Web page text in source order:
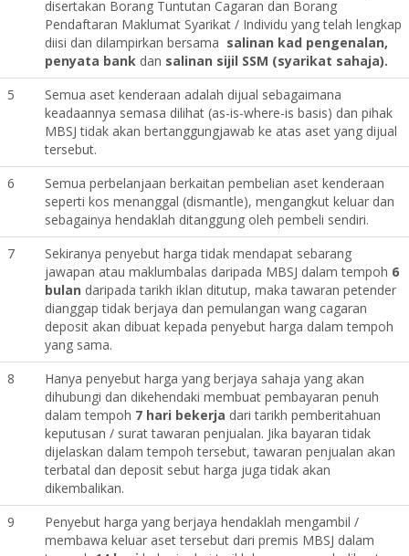
disertakan Borang Tuntutan Cagaran dan Borang
Pendaftaran Maklumat Syarikat / Individu yang telah lengkap
diisi dan dilampirkan bersama salinan kad pengenalan,
penyata bank dan salinan sijil SSM (syarikat sahaja).
5
Semua aset kenderaan adalah dijual sebagaimana
keadaannya semasa dilihat (as-is-where-is basis) dan pihak
MBSJ tidak akan bertanggungjawab ke atas aset yang dijual
tersebut.
6
Semua perbelanjaan berkaitan pembelian aset kenderaan
seperti kos menanggal (dismantle), mengangkut keluar dan
sebagainya hendaklah ditanggung oleh pembeli sendiri.
7
Sekiranya penyebut harga tidak mendapat sebarang
jawapan atau maklumbalas daripada MBSJ dalam tempoh 6
bulan daripada tarikh iklan ditutup, maka tawaran petender
dianggap tidak berjaya dan pemulangan wang cagaran
deposit akan dibuat kepada penyebut harga dalam tempoh
yang sama.
8
Hanya penyebut harga yang berjaya sahaja yang akan
dihubungi dan dikehendaki membuat pembayaran penuh
dalam tempoh 7 hari bekerja dari tarikh pemberitahuan
keputusan / surat tawaran penjualan. Jika bayaran tidak
dijelaskan dalam tempoh tersebut, tawaran penjualan akan
terbatal dan deposit sebut harga juga tidak akan
dikembalikan.
9
Penyebut harga yang berjaya hendaklah mengambil /
membawa keluar aset tersebut dari premis MBSJ dalam